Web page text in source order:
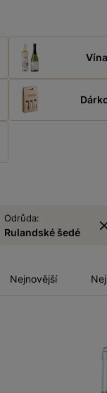
Odrůda:
Rulandské šedé
Nejnovější